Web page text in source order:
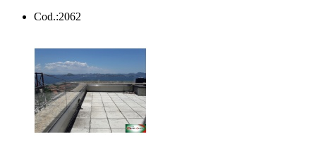
Cod.:2062